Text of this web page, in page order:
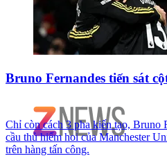
Bruno Fernandes tiến sát
Chỉ còn cách 3 pha kiến tạo, Bruno
cầu thủ hiếm hoi của Manchester
trên hàng tấn công.